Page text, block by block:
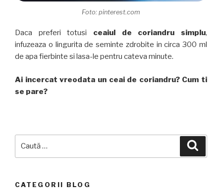
Foto: pinterest.com
Daca preferi totusi ceaiul de coriandru simplu,
infuzeaza o lingurita de seminte zdrobite in circa 300 ml
de apa fierbinte si lasa-le pentru cateva minute.
Ai incercat vreodata un ceai de coriandru? Cum ti
se pare?
CATEGORII BLOG